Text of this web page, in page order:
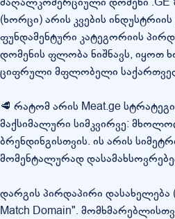
(ხორცი) არის კვების
ფუნდამენტური კატეგორიის
დომენის ფლობა ნიშნავს, იყოთ
ციფრული მფლობელი
🥩 რატომ არის Meat.ge
მაქსიმალური სიმკვირვე:
ბრენდინგისთვის. ის არის
მომენტალურად
დარგის პირდაპირი დასახელება
Match Domain".